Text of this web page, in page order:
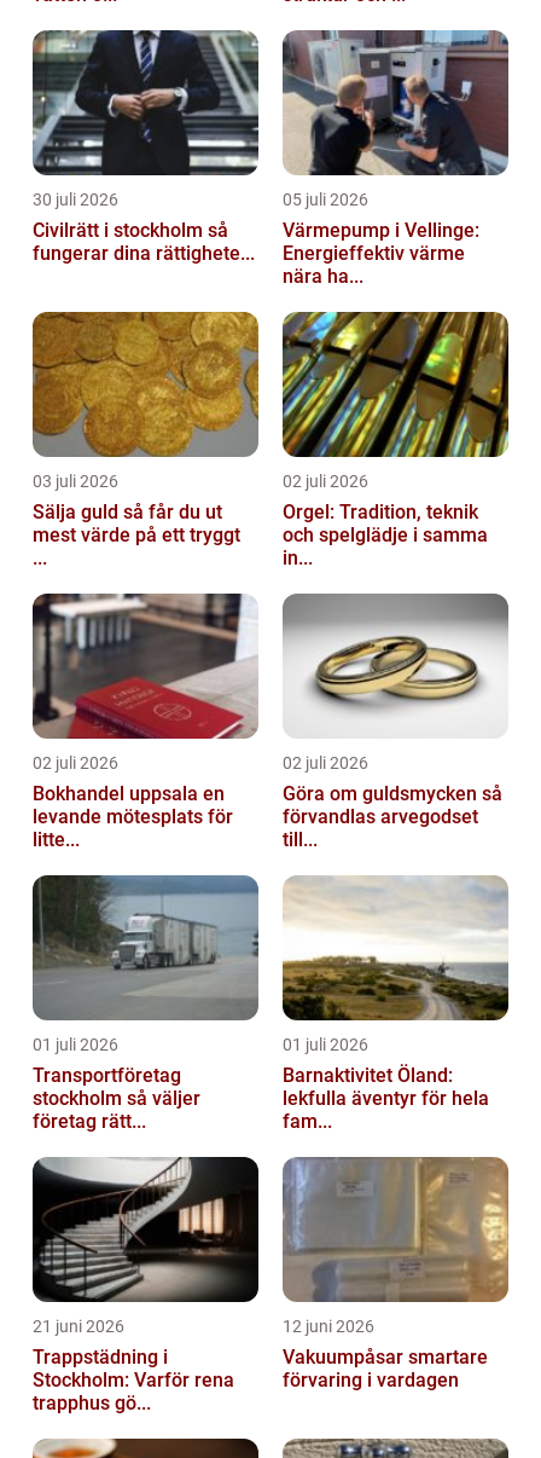
30 juli 2026
Civilrätt i stockholm så
fungerar dina rättighete...
05 juli 2026
Värmepump i Vellinge:
Energieffektiv värme
nära ha...
03 juli 2026
Sälja guld så får du ut
mest värde på ett tryggt
...
02 juli 2026
Orgel: Tradition, teknik
och spelglädje i samma
in...
02 juli 2026
Bokhandel uppsala en
levande mötesplats för
litte...
02 juli 2026
Göra om guldsmycken så
förvandlas arvegodset
till...
01 juli 2026
Transportföretag
stockholm så väljer
företag rätt...
01 juli 2026
Barnaktivitet Öland:
lekfulla äventyr för hela
fam...
21 juni 2026
Trappstädning i
Stockholm: Varför rena
trapphus gö...
12 juni 2026
Vakuumpåsar smartare
förvaring i vardagen